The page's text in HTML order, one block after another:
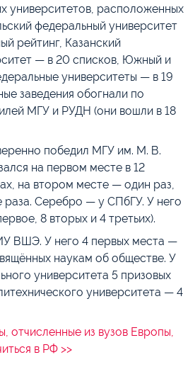
университетов, расположенных
федеральный университет
рейтинг, Казанский
— в 20 списков, Южный и
университеты — в 19
заведения обогнали по
МГУ и РУДН (они вошли в 18
победил МГУ им. М. В.
на первом месте в 12
на втором месте — один раз,
раза. Серебро — у СПбГУ. У него
8 вторых и 4 третьих).
ВШЭ. У него 4 первых места —
наукам об обществе. У
университета 5 призовых
университета — 4
отчисленные из вузов Европы,
в РФ >>